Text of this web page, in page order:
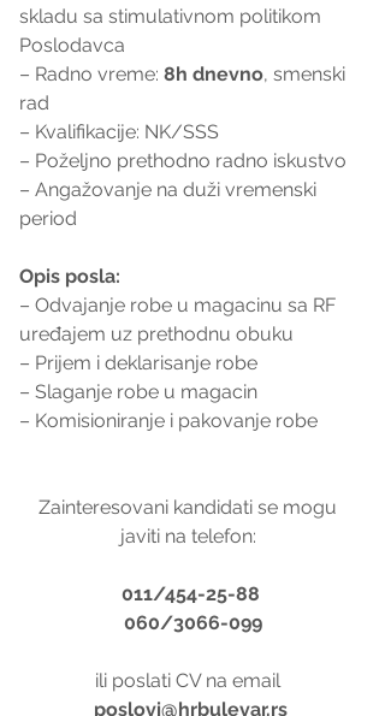
skladu sa stimulativnom politikom
Poslodavca
– Radno vreme: 8h dnevno, smenski
rad
– Kvalifikacije: NK/SSS
– Poželjno prethodno radno iskustvo
– Angažovanje na duži vremenski
period
Opis posla:
– Odvajanje robe u magacinu sa RF
uređajem uz prethodnu obuku
– Prijem i deklarisanje robe
– Slaganje robe u magacin
– Komisioniranje i pakovanje robe
Zainteresovani kandidati se mogu
javiti na telefon:
011/454-25-88
060/3066-099
ili poslati CV na email
poslovi@hrbulevar.rs